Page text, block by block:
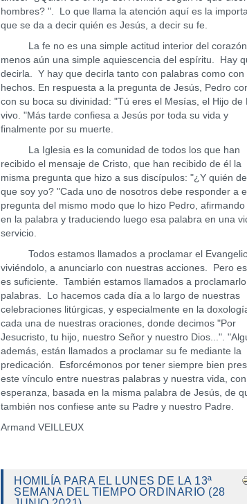
hombres? ". Lo que llama la atención aquí es la
que se da a decir quién es Jesús, a decir su fe.
La fe no es una simple actitud interior del
menos aún una simple aquiescencia del espíritu. Hay
decirla. Y hay que decirla tanto con palabras como con
hechos. En respuesta a la pregunta de Jesús, Pedro
con su boca su divinidad: "Tú eres el Mesías, el Hijo de
vivo. "Más tarde confiesa a Jesús por toda su vida y
finalmente por su muerte.
La Iglesia es la comunidad de todos los que han
recibido el mensaje de Cristo, que han recibido de él la
misma pregunta que hizo a sus discípulos: "¿Y quién
que soy yo? "Cada uno de nosotros debe responder a
pregunta del mismo modo que lo hizo Pedro, afirmando
en la palabra y traduciendo luego esa palabra en una
servicio.
Todos estamos llamados a proclamar el
viviéndolo, a anunciarlo con nuestras acciones. Pero
es suficiente. También estamos llamados a
palabras. Lo hacemos cada día a lo largo de nuestras
celebraciones litúrgicas, y especialmente en la
cada una de nuestras oraciones, donde decimos "Por
Jesucristo, tu hijo, nuestro Señor y nuestro Dios...".
además, están llamados a proclamar su fe mediante la
predicación. Esforcémonos por tener siempre bien
este vínculo entre nuestras palabras y nuestra vida,
esperanza, basada en la misma palabra de Jesús, de
también nos confiese ante su Padre y nuestro Padre.
Armand VEILLEUX
HOMILÍA PARA EL LUNES DE LA 13ª
SEMANA DEL TIEMPO ORDINARIO (28